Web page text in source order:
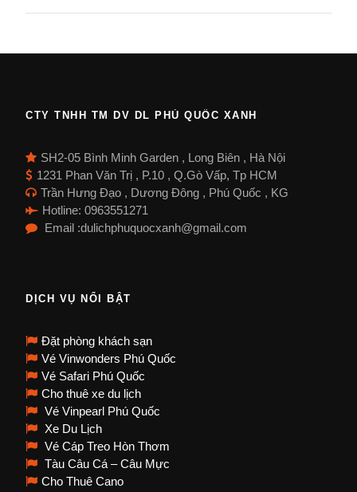
CTY TNHH TM DV DL PHÚ QUỐC XANH
SH2-05 Bình Minh Garden , Long Biên , Hà Nội
1231 Phan Văn Trị , P.10 , Q.Gò Vấp, Tp HCM
Trần Hưng Đạo , Dương Đông , Phú Quốc , KG
Hotline: 0963551271
Email :dulichphuquocxanh@gmail.com
DỊCH VỤ NỔI BẬT
Đặt phòng khách sạn
Vé Vinwonders Phú Quốc
Vé Safari Phú Quốc
Cho thuê xe du lịch
Vé Vinpearl Phú Quốc
Xe Du Lịch
Vé Cáp Treo Hòn Thơm
Tàu Câu Cá – Câu Mực
Cho Thuê Cano